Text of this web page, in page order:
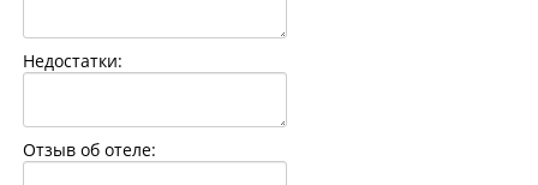
Недостатки:
Отзыв об отеле: